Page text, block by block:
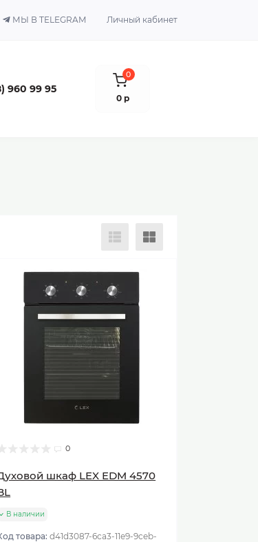
МЫ В TELEGRAM Личный кабинет
960 99 95
0
0 р
0
шкаф LEX EDM 4570
В наличии
товара:d41d3087-6ca3-11e9-9ceb-